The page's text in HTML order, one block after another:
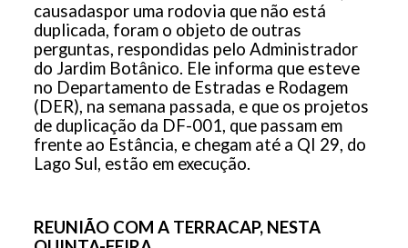
causadaspor uma rodovia que não está
duplicada, foram o objeto de outras
perguntas, respondidas pelo Administrador
do Jardim Botânico. Ele informa que esteve
no Departamento de Estradas e Rodagem
(DER), na semana passada, e que os projetos
de duplicação da DF-001, que passam em
frente ao Estância, e chegam até a QI 29, do
Lago Sul, estão em execução.
REUNIÃO COM A TERRACAP, NESTA